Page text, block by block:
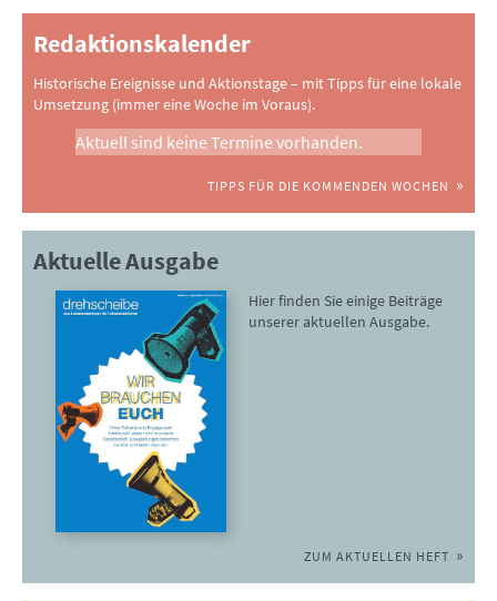
Redaktionskalender
Historische Ereignisse und Aktionstage – mit Tipps für eine lokale
Umsetzung (immer eine Woche im Voraus).
Aktuell sind keine Termine vorhanden.
TIPPS FÜR DIE KOMMENDEN WOCHEN
Aktuelle Ausgabe
Hier finden Sie einige Beiträge
unserer aktuellen Ausgabe.
ZUM AKTUELLEN HEFT